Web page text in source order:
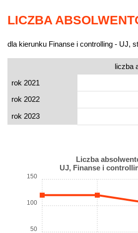
LICZBA
dla kierunku Finanse i controlling - UJ,
liczba
rok 2021
rok 2022
rok 2023
Liczba
UJ, Finanse i
50
100
150